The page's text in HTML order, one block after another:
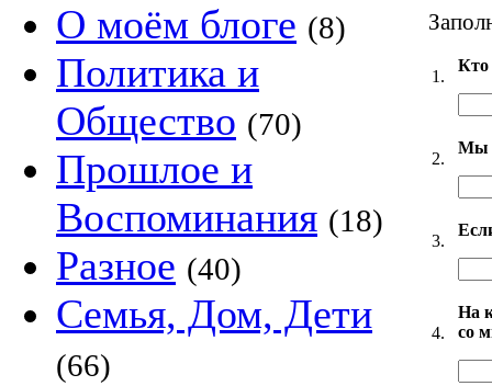
О моём блоге (8)
Политика и
Общество (70)
Прошлое и
Воспоминания (18)
Разное (40)
Семья, Дом, Дети
(66)
1.
2.
Мы
3.
4.
На
со